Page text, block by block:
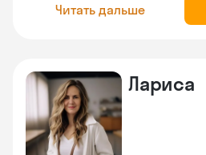
Читать дальше
Лариса